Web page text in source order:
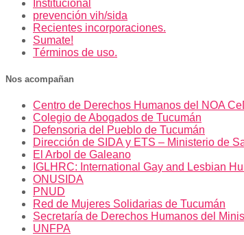
Institucional
prevención vih/sida
Recientes incorporaciones.
Sumate!
Términos de uso.
Nos acompañan
Centro de Derechos Humanos del NOA
Colegio de Abogados de Tucumán
Defensoria del Pueblo de Tucumán
Dirección de SIDA y ETS – Ministerio de
El Arbol de Galeano
IGLHRC: International Gay and Lesbian
ONUSIDA
PNUD
Red de Mujeres Solidarias de Tucumán
Secretaría de Derechos Humanos del
UNFPA